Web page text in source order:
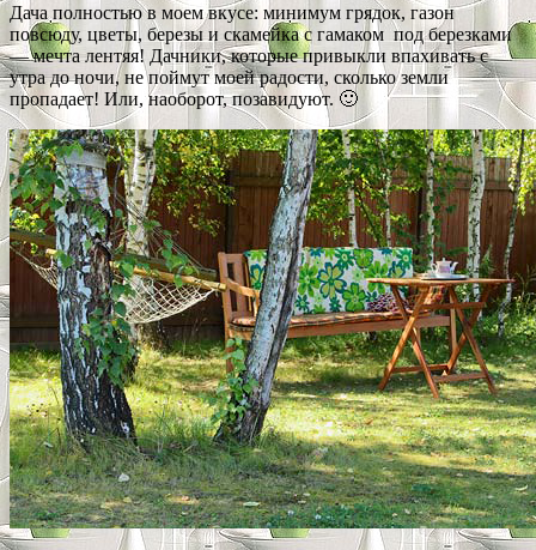
Дача полностью в моем вкусе: минимум грядок, газон
повсюду, цветы, березы и скамейка с гамаком под березками
— мечта лентяя! Дачники, которые привыкли впахивать с
утра до ночи, не поймут моей радости, сколько земли
пропадает! Или, наоборот, позавидуют. 🙂